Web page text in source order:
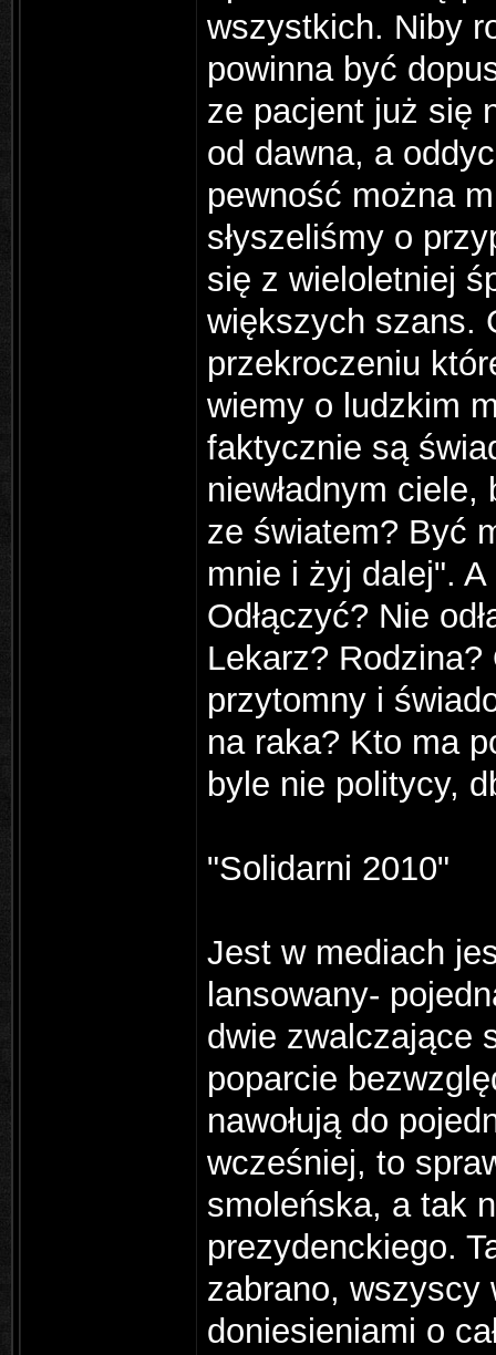
wszystkich. Niby
powinna być
ze pacjent już się
od dawna, a
pewność można
słyszeliśmy o
się z wieloletniej
większych szans.
przekroczeniu
wiemy o ludzkim
faktycznie są
niewładnym
ze światem? Być
mnie i żyj dalej".
Odłączyć? Nie
Lekarz? Rodzina?
przytomny i
na raka? Kto ma
byle nie politycy,
"Solidarni 2010"
Jest w mediach
lansowany-
dwie zwalczające
poparcie
nawołują do
wcześniej, to
smoleńska, a tak
prezydenckiego.
zabrano, wszyscy
doniesieniami o